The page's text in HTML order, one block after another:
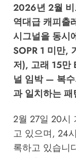
2026년 2월 비
역대급 캐피출
시그널을 동시
SOPR 1 미만,
저), 고래 15만
널 임박 — 복
과 일치하는
2월 27일 20시
고 있으며, 24
록하고 있습니